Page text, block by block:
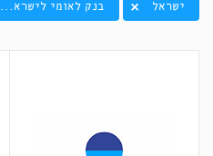
ישראל בנק לאומי לישרא...